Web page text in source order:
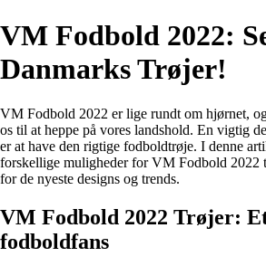
VM Fodbold 2022:
Danmarks Trøjer!
VM Fodbold 2022 er lige rundt om hjørnet,
os til at heppe på vores landshold. En vigtig
er at have den rigtige fodboldtrøje. I denne
forskellige muligheder for VM Fodbold 2022
for de nyeste designs og trends.
VM Fodbold 2022 Trøjer:
fodboldfans